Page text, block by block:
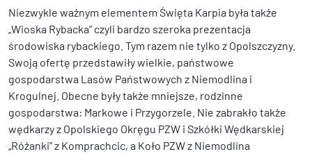
Niezwykle ważnym elementem Święta Karpia była także
„Wioska Rybacka” czyli bardzo szeroka prezentacja
środowiska rybackiego. Tym razem nie tylko z Opolszczyzny.
Swoją ofertę przedstawiły wielkie, państwowe
gospodarstwa Lasów Państwowych z Niemodlina i
Krogulnej. Obecne były także mniejsze, rodzinne
gospodarstwa: Markowe i Przygorzele. Nie zabrakło także
wędkarzy z Opolskiego Okręgu PZW i Szkółki Wędkarskiej
„Różanki” z Komprachcic, a Koło PZW z Niemodlina